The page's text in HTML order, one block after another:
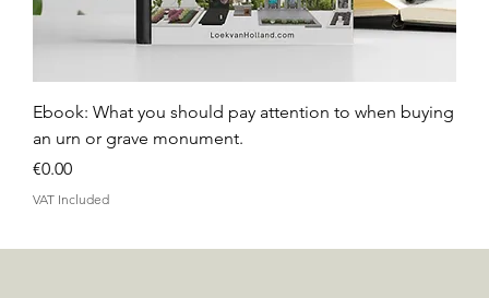
Ebook: What you should pay attention to when buying
an urn or grave monument.
Price
€0.00
VAT Included